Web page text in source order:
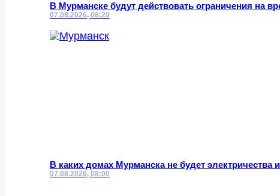
В Мурманске будут действовать ограничения на
07.08.2026, 08:29
В каких домах Мурманска не будет электричества
07.08.2026, 08:00